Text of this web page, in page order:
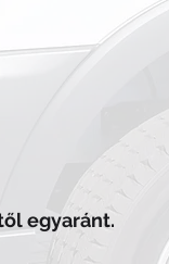
egyaránt.